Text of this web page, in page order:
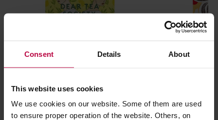
Consent Details About
This website uses cookies
We use cookies on our website. Some of them are used
to ensure proper operation of the website. Others, on
Dear Tea Society - herbata biała